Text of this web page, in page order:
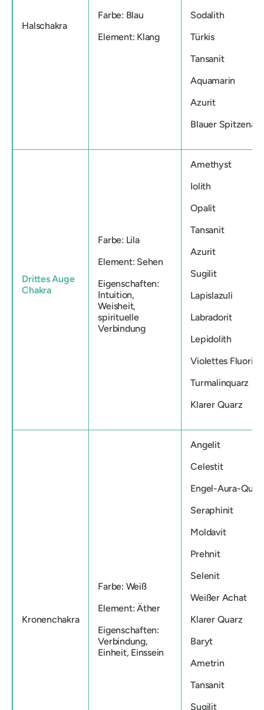
Halschakra
Farbe: Blau
Element: Klang
Sodalith
Türkis
Tansanit
Aquamarin
Azurit
Blauer
Drittes Auge
Chakra
Farbe: Lila
Element: Sehen
Eigenschaften:
Intuition,
Weisheit,
spirituelle
Verbindung
Amethyst
Iolith
Opalit
Tansanit
Azurit
Sugilit
Lapislazuli
Labradorit
Lepidolith
Violettes Fluorit
Turmalinquarz
Klarer Quarz
Kronenchakra
Farbe: Weiß
Element: Äther
Eigenschaften:
Verbindung,
Einheit, Einssein
Angelit
Celestit
Engel-Aura-
Seraphinit
Moldavit
Prehnit
Selenit
Weißer Achat
Klarer Quarz
Baryt
Ametrin
Tansanit
Sugilit